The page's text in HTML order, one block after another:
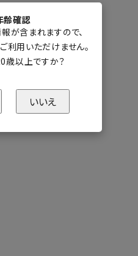
齢確認
が含まれますので、
利用いただけません。
歳以上ですか？
いいえ